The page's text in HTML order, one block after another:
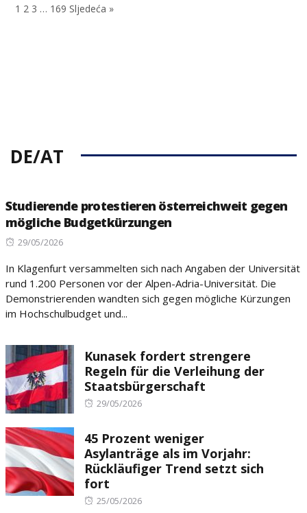
1 2 3 … 169 Sljedeća »
DE/AT
Studierende protestieren österreichweit gegen
mögliche Budgetkürzungen
Posted
29/05/2026
In Klagenfurt versammelten sich nach Angaben der Universität
rund 1.200 Personen vor der Alpen-Adria-Universität. Die
Demonstrierenden wandten sich gegen mögliche Kürzungen
im Hochschulbudget und...
Kunasek fordert strengere
Regeln für die Verleihung der
Staatsbürgerschaft
Posted
29/05/2026
45 Prozent weniger
Asylanträge als im Vorjahr:
Rückläufiger Trend setzt sich
fort
Posted
25/05/2026